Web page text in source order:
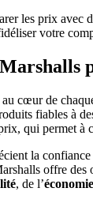
les prix
votre
cœur de
fiables à
qui permet à
la
offre
, de l’économie